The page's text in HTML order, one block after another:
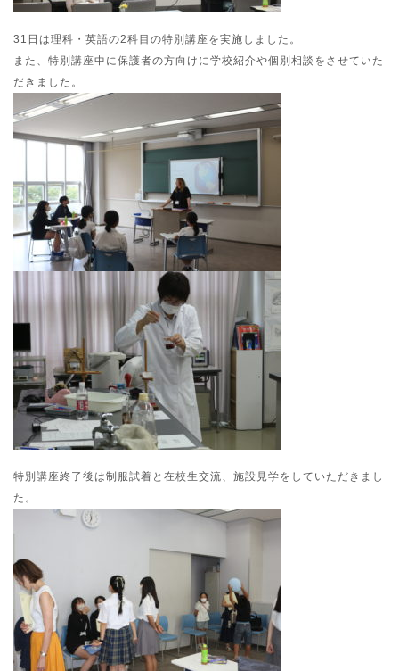
31日は理科・英語の2科目の特別講座を実施しました。
また、特別講座中に保護者の方向けに学校紹介や個別相談をさせていた
だきました。
特別講座終了後は制服試着と在校生交流、施設見学をしていただきまし
た。